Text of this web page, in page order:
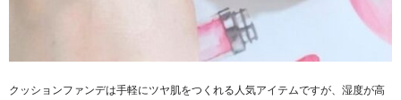
クッションファンデは手軽にツヤ肌をつくれる人気アイテムですが、湿度が高